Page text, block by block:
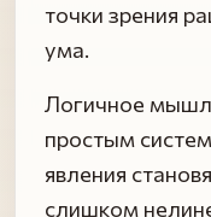
точки зрения
ума.
Логичное
простым
явления
слишком